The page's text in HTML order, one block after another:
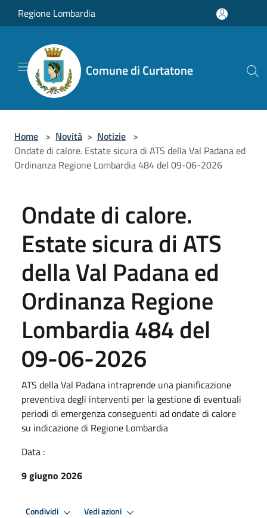
Salta al contenuto principale
Regione Lombardia
Comune di Curtatone
Home > Novità > Notizie >
Ondate di calore. Estate sicura di ATS della Val Padana ed
Ordinanza Regione Lombardia 484 del 09-06-2026
Ondate di calore.
Estate sicura di ATS
della Val Padana ed
Ordinanza Regione
Lombardia 484 del
09-06-2026
ATS della Val Padana intraprende una pianificazione
preventiva degli interventi per la gestione di eventuali
periodi di emergenza conseguenti ad ondate di calore
su indicazione di Regione Lombardia
Data :
9 giugno 2026
Condividi Vedi azioni